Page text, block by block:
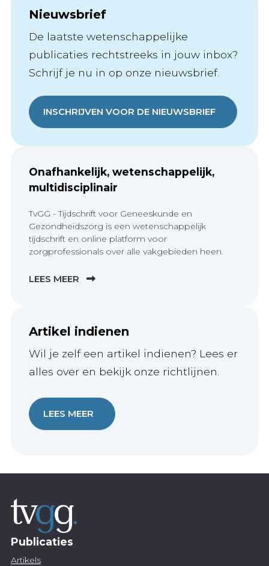
Nieuwsbrief
De laatste wetenschappelijke
publicaties rechtstreeks in jouw inbox?
Schrijf je nu in op onze nieuwsbrief.
INSCHRIJVEN VOOR DE NIEUWSBRIEF
Onafhankelijk, wetenschappelijk,
multidisciplinair
TvGG - Tijdschrift voor Geneeskunde en
Gezondheidszorg is een wetenschappelijk
tijdschrift en online platform voor
zorgprofessionals over alle vakgebieden heen.
LEES MEER
Artikel indienen
Wil je zelf een artikel indienen? Lees er
alles over en bekijk onze richtlijnen.
LEES MEER
Publicaties
Artikels